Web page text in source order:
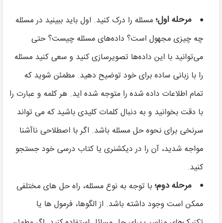
مرحله اول؛مسئله را درک کنید. اول باید ببینید در مسئله
چه چیزی مجهول است؟ داده‌های مسئله چیست؟ حتی
می‌توانید با این داده‌ها تصویرسازی کنید و سعی کنید مسئله
را با زبانی ساده برای خود توضیح دهید. مطمئن شوید که
تمام اطلاعات داده شده را متوجه شده اید. هر کلمه و عبارت را
با دقت بخوانید و به دنبال کلمات کلیدی باشید که می تواند
سرنخی برای نحوه حل مسئله باشد. اگر با اصطلاحی ناآشنا
مواجه شدید، آن را در دیکشنری یا کتاب درسی خود جستجو
کنید.
مرحله دوم؛با توجه به نوع مسئله، راه حل های مختلفی
ممکن است وجود داشته باشد. از الگوها، فرمول ها یا